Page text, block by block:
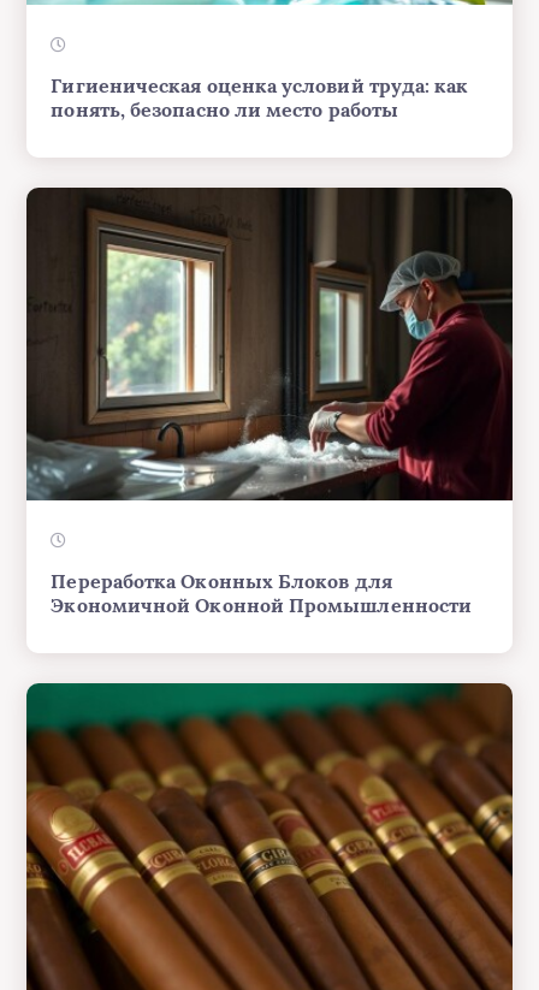
Гигиеническая оценка условий труда: как
понять, безопасно ли место работы
Переработка Оконных Блоков для
Экономичной Оконной Промышленности